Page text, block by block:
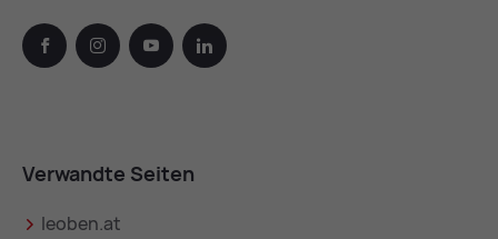
facebook instagramyoutube linkedin
Verwandte Seiten
leoben.at